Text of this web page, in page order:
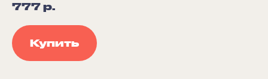
777 р.
Купить